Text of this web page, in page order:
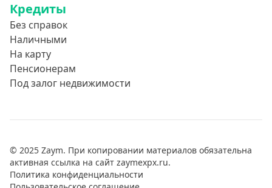
Кредиты
Без справок
Наличными
На карту
Пенсионерам
Под залог недвижимости
© 2025 Zaym. При копировании материалов обязательна
активная ссылка на сайт zaymexpx.ru.
Политика конфиденциальности